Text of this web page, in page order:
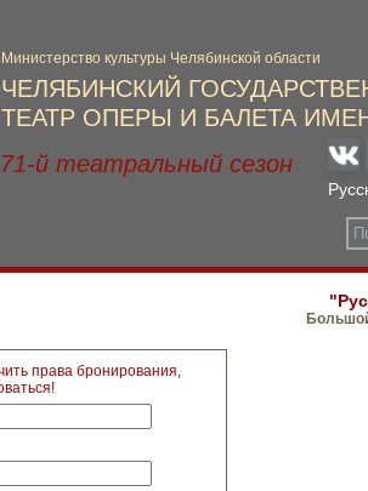
права бронирования,